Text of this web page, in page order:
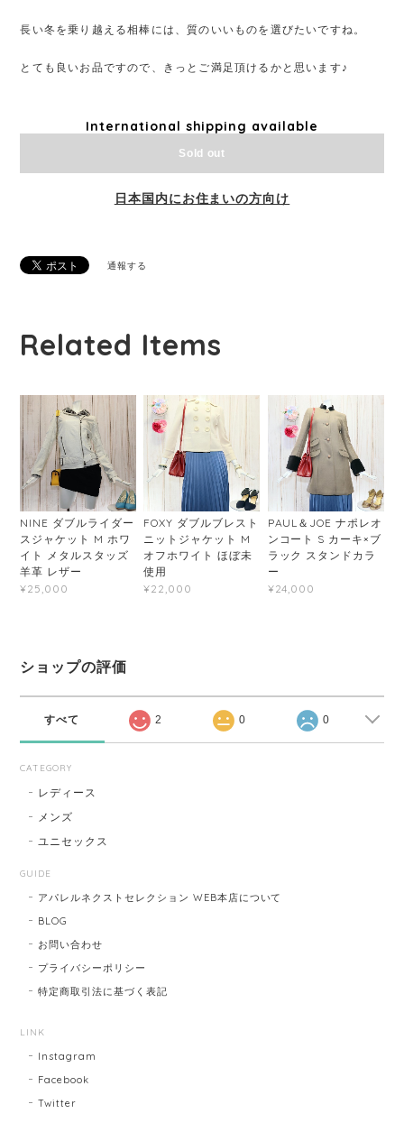
長い冬を乗り越える相棒には、質のいいものを選びたいですね。
とても良いお品ですので、きっとご満足頂けるかと思います♪
International shipping available
Sold out
日本国内にお住まいの方向け
通報する
Related Items
NINE ダブルライダー
スジャケット M ホワ
イト メタルスタッズ
羊革 レザー
¥25,000
FOXY ダブルブレスト
ニットジャケット M
オフホワイト ほぼ未
使用
¥22,000
PAUL＆JOE ナポレオ
ンコート S カーキ×ブ
ラック スタンドカラ
ー
¥24,000
ショップの評価
すべて 2 0 0
CATEGORY
レディース
メンズ
ユニセックス
GUIDE
アパレルネクストセレクション WEB本店について
BLOG
お問い合わせ
プライバシーポリシー
特定商取引法に基づく表記
LINK
Instagram
Facebook
Twitter